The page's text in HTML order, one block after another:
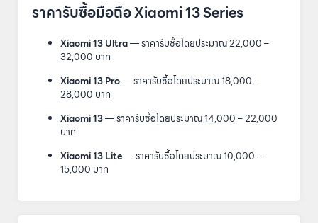
ราคารับซื้อมือถือ Xiaomi 13 Series
Xiaomi 13 Ultra— ราคารับซื้อโดยประมาณ 22,000 –
32,000 บาท
Xiaomi 13 Pro— ราคารับซื้อโดยประมาณ 18,000 –
28,000 บาท
Xiaomi 13— ราคารับซื้อโดยประมาณ 14,000 – 22,000
บาท
Xiaomi 13 Lite— ราคารับซื้อโดยประมาณ 10,000 –
15,000 บาท